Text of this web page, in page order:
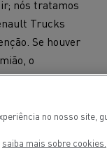
nós tratamos
Trucks
Se houver
o
pôr o veículo
no nosso site,
saiba mais sobre cookies.